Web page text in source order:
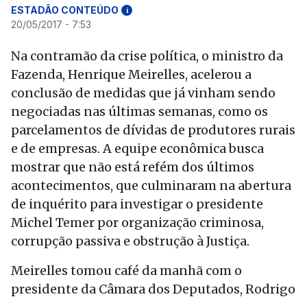
ESTADÃO CONTEÚDO i
20/05/2017 - 7:53
Na contramão da crise política, o ministro da
Fazenda, Henrique Meirelles, acelerou a
conclusão de medidas que já vinham sendo
negociadas nas últimas semanas, como os
parcelamentos de dívidas de produtores rurais
e de empresas. A equipe econômica busca
mostrar que não está refém dos últimos
acontecimentos, que culminaram na abertura
de inquérito para investigar o presidente
Michel Temer por organização criminosa,
corrupção passiva e obstrução à Justiça.
Meirelles tomou café da manhã com o
presidente da Câmara dos Deputados, Rodrigo